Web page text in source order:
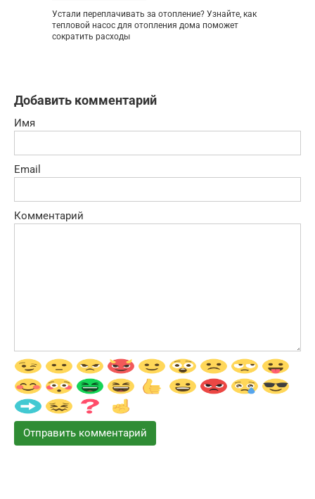
Устали переплачивать за отопление? Узнайте, как
тепловой насос для отопления дома поможет
сократить расходы
Добавить комментарий
Имя
Email
Комментарий